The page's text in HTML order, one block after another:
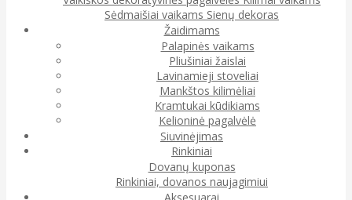
Sėdmaišiai vaikams Sienų dekoras
Žaidimams
Palapinės vaikams
Pliušiniai žaislai
Lavinamieji stoveliai
Mankštos kilimėliai
Kramtukai kūdikiams
Kelioninė pagalvėlė
Siuvinėjimas
Rinkiniai
Dovanų kuponas
Rinkiniai, dovanos naujagimiui
Aksesuarai